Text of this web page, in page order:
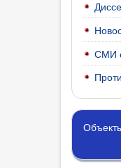
СМИ